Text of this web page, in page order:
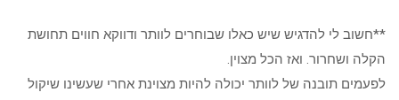
**חשוב לי להדגיש שיש כאלו שבוחרים לוותר ודווקא חווים תחושת
הקלה ושחרור. ואז הכל מצוין.
לפעמים תובנה של לוותר יכולה להיות מצוינת אחרי שעשינו שיקול